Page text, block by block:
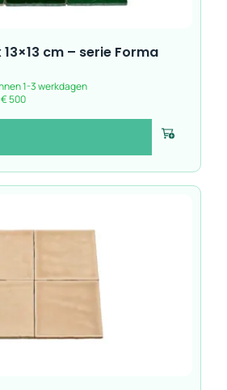
cm – serie Forma
1-3 werkdagen
500
Voeg toe